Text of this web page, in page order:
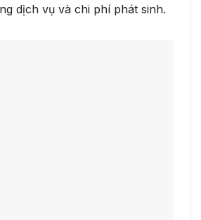
dịch vụ và chi phí phát sinh.